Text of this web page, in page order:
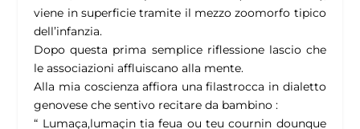
viene in superficie tramite il mezzo zoomorfo tipico
dell’infanzia.
Dopo questa prima semplice riflessione lascio che
le associazioni affluiscano alla mente.
Alla mia coscienza affiora una filastrocca in dialetto
genovese che sentivo recitare da bambino :
“ Lumaça,lumaçin tia feua ou teu cournin dounque